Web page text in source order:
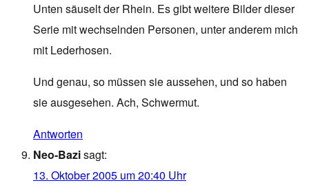
Unten säuselt der Rhein. Es gibt weitere Bilder dieser
Serie mit wechselnden Personen, unter anderem mich
mit Lederhosen.
Und genau, so müssen sie aussehen, und so haben
sie ausgesehen. Ach, Schwermut.
Antworten
Neo-Bazisagt:
13. Oktober 2005 um 20:40 Uhr